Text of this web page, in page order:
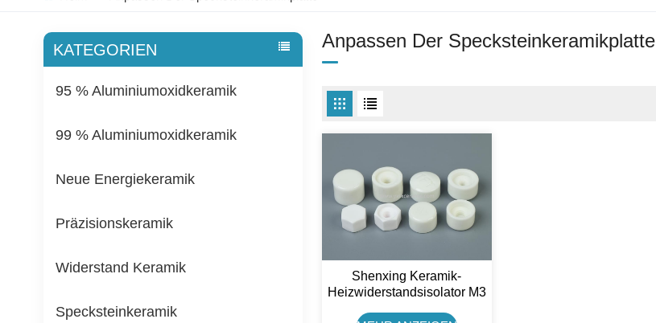
KATEGORIEN
95 % Aluminiumoxidkeramik
99 % Aluminiumoxidkeramik
Neue Energiekeramik
Präzisionskeramik
Widerstand Keramik
Specksteinkeramik
Anpassen Der Specksteinkeramikplatte
Shenxing Keramik-
Heizwiderstandsisolator M3